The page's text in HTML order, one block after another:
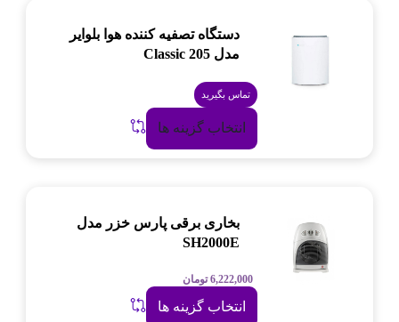
دستگاه تصفیه کننده هوا بلوایر
مدل Classic 205
تماس بگیرید
انتخاب گزینه ها
بخاری برقی پارس خزر مدل
SH2000E
6,222,000 تومان
انتخاب گزینه ها